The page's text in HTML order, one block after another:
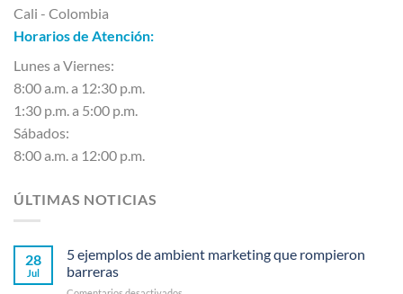
Cali - Colombia
Horarios de Atención:
Lunes a Viernes:
8:00 a.m. a 12:30 p.m.
1:30 p.m. a 5:00 p.m.
Sábados:
8:00 a.m. a 12:00 p.m.
ÚLTIMAS NOTICIAS
28
Jul
5 ejemplos de ambient marketing que rompieron
barreras